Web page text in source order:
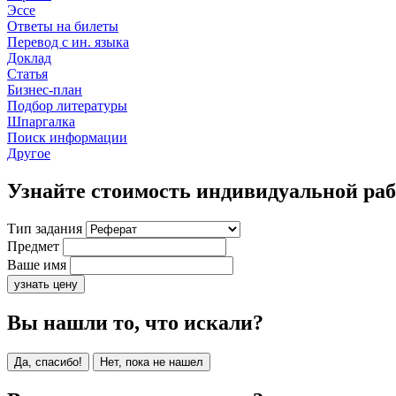
Эссе
Ответы на билеты
Перевод с ин. языка
Доклад
Статья
Бизнес-план
Подбор литературы
Шпаргалка
Поиск информации
Другое
Узнайте стоимость индивидуальной
Тип задания
Предмет
Ваше имя
узнать цену
Вы нашли то, что искали?
Да, спасибо! Нет, пока не нашел